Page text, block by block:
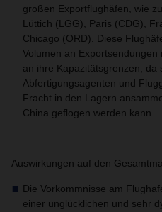
großen Exportflughäfen, wie
Lüttich (LGG), Paris (CDG),
Chicago (ORD). Diese
Volumen an
an ihre Kapazitätsgrenzen, da
Abfertigungsagenten und
Fracht in den Lagern
China geflogen werden kann.
Auswirkungen auf den
Die Vorkommnisse am
einer unglücklichen und sehr